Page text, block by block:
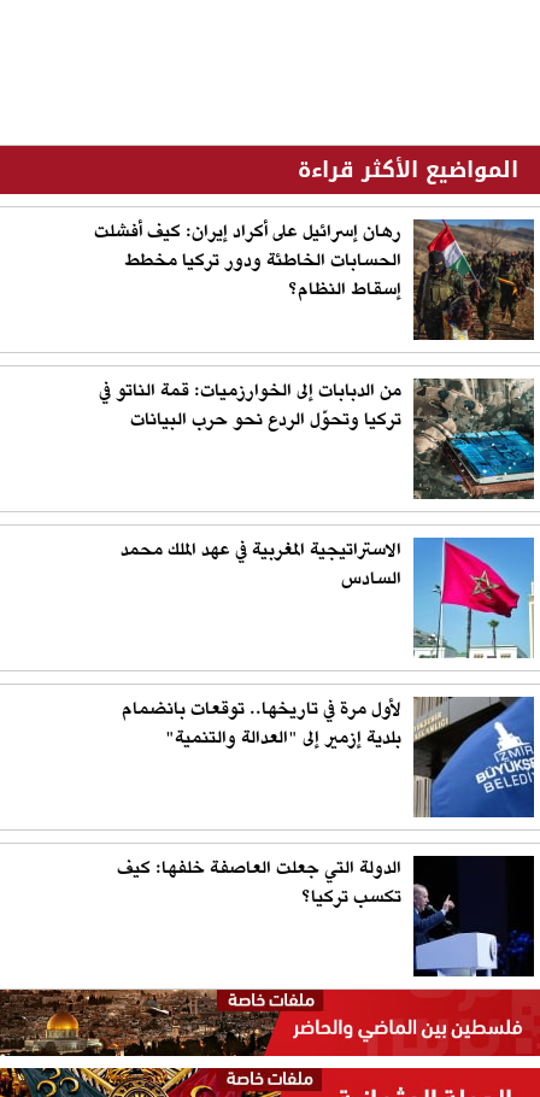
المواضيع الأكثر قراءة
رهان إسرائيل على أكراد إيران: كيف أفشلت
الحسابات الخاطئة ودور تركيا مخطط
إسقاط النظام؟
من الدبابات إلى الخوارزميات: قمة الناتو في
تركيا وتحوّل الردع نحو حرب البيانات
الاستراتيجية المغربية في عهد الملك محمد
السادس
لأول مرة في تاريخها.. توقعات بانضمام
بلدية إزمير إلى "العدالة والتنمية"
الدولة التي جعلت العاصفة خلفها: كيف
تكسب تركيا؟